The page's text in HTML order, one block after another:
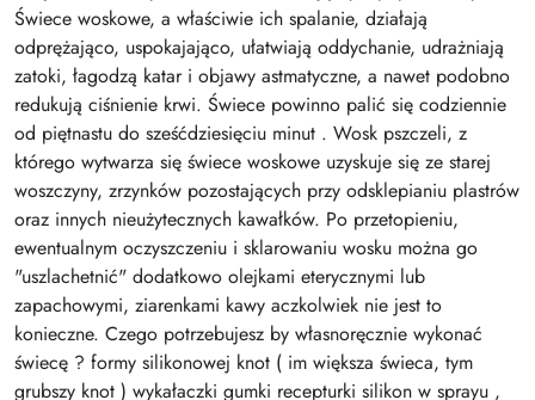
Świece woskowe, a właściwie ich spalanie, działają
odprężająco, uspokajająco, ułatwiają oddychanie, udrażniają
zatoki, łagodzą katar i objawy astmatyczne, a nawet podobno
redukują ciśnienie krwi. Świece powinno palić się codziennie
od piętnastu do sześćdziesięciu minut . Wosk pszczeli, z
którego wytwarza się świece woskowe uzyskuje się ze starej
woszczyny, zrzynków pozostających przy odsklepianiu plastrów
oraz innych nieużytecznych kawałków. Po przetopieniu,
ewentualnym oczyszczeniu i sklarowaniu wosku można go
"uszlachetnić" dodatkowo olejkami eterycznymi lub
zapachowymi, ziarenkami kawy aczkolwiek nie jest to
konieczne. Czego potrzebujesz by własnoręcznie wykonać
świecę ? formy silikonowej knot ( im większa świeca, tym
grubszy knot ) wykałaczki gumki recepturki silikon w sprayu ,